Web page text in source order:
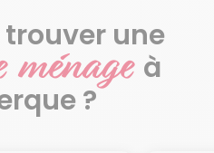
une
ménage à
?